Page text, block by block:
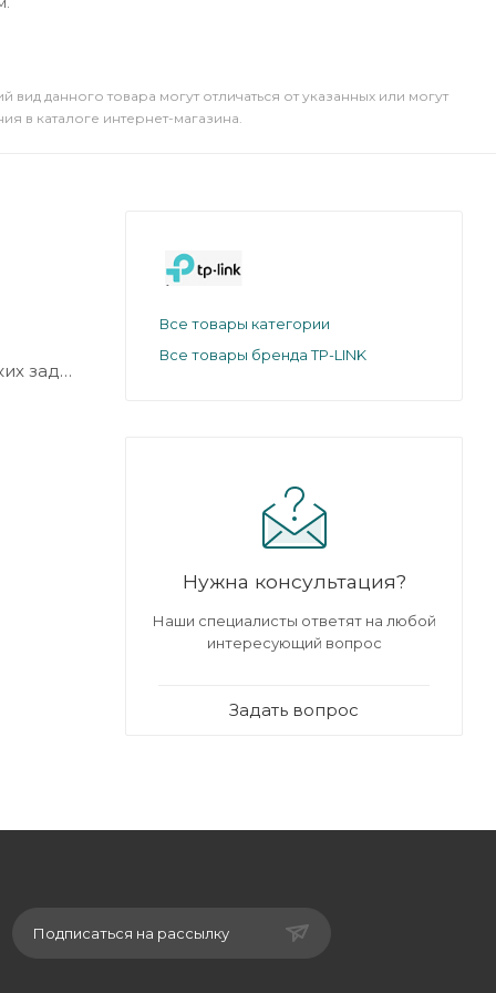
вид данного товара могут отличаться от указанных или могут
в каталоге интернет-магазина.
задач
Все товары категории
Все товары бренда TP-LINK
Нужна консультация?
Наши специалисты ответят на любой
интересующий вопрос
Задать вопрос
Подписаться на рассылку